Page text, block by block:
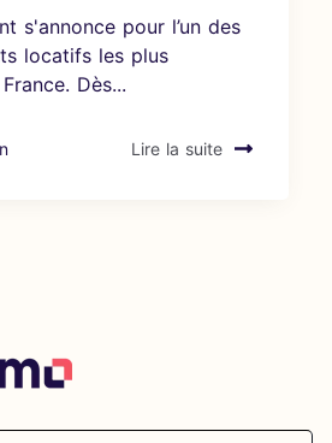
s'annonce pour l’un des
locatifs les plus
Dès...
Lire la suite